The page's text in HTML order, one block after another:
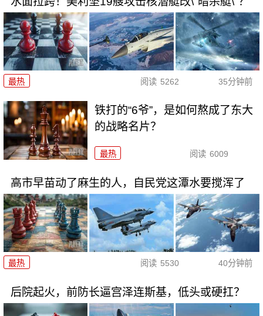
最热 阅读 5262 35分钟前
铁打的“6爷”，是如何熬成了东大
的战略名片？
最热 阅读 6009
高市早苗动了麻生的人，自民党这潭水要搅浑了
最热 阅读 5530 40分钟前
后院起火，前防长逼宫泽连斯基，低头或硬扛？